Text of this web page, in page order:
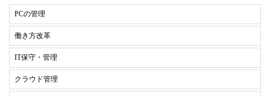
PCの管理
働き方改革
IT保守・管理
クラウド管理